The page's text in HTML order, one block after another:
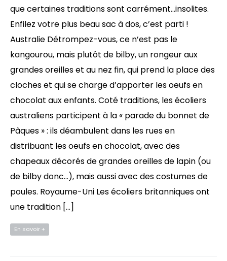
que certaines traditions sont carrément…insolites.
Enfilez votre plus beau sac à dos, c’est parti !
Australie Détrompez-vous, ce n’est pas le
kangourou, mais plutôt de bilby, un rongeur aux
grandes oreilles et au nez fin, qui prend la place des
cloches et qui se charge d’apporter les oeufs en
chocolat aux enfants. Coté traditions, les écoliers
australiens participent à la « parade du bonnet de
Pâques » : ils déambulent dans les rues en
distribuant les oeufs en chocolat, avec des
chapeaux décorés de grandes oreilles de lapin (ou
de bilby donc…), mais aussi avec des costumes de
poules. Royaume-Uni Les écoliers britanniques ont
une tradition […]
En savoir +